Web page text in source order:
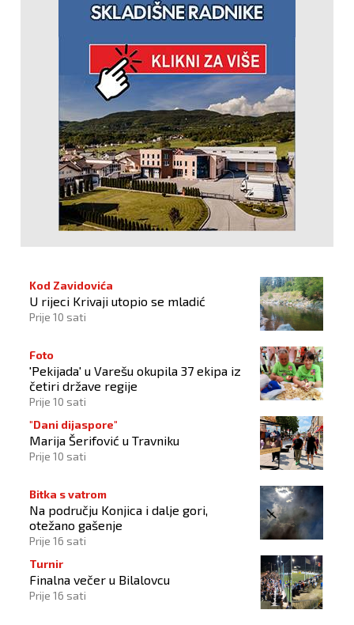
Kod Zavidovića
U rijeci Krivaji utopio se mladić
Prije 10 sati
Foto
'Pekijada' u Varešu okupila 37 ekipa iz
četiri države regije
Prije 10 sati
"Dani dijaspore"
Marija Šerifović u Travniku
Prije 10 sati
Bitka s vatrom
Na području Konjica i dalje gori,
otežano gašenje
Prije 16 sati
Turnir
Finalna večer u Bilalovcu
Prije 16 sati